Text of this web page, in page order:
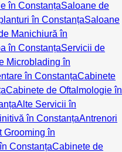
în ConstanțaSaloane de
în ConstanțaSaloane
Manichiură în
în ConstanțaServicii de
Microblading în
în ConstanțaCabinete
Cabinete de Oftalmologie în
Alte Servicii în
în ConstanțaAntrenori
Grooming în
ConstanțaCabinete de